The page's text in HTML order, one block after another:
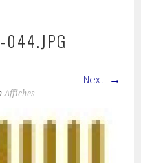
044.JPG
Next
Affiches